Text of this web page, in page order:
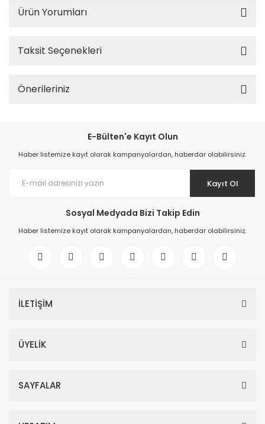
Ürün Yorumları
Taksit Seçenekleri
Önerileriniz
E-Bülten'e Kayıt Olun
Haber listemize kayıt olarak kampanyalardan, haberdar olabilirsiniz.
Kayıt Ol
Sosyal Medyada Bizi Takip Edin
Haber listemize kayıt olarak kampanyalardan, haberdar olabilirsiniz.
İLETİŞİM
ÜYELİK
SAYFALAR